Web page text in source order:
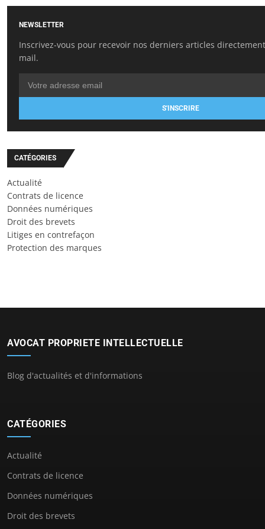
NEWSLETTER
Inscrivez-vous pour recevoir nos derniers articles
mail.
S'INSCRIRE
CATÉGORIES
Actualité
Contrats de licence
Données numériques
Droit des brevets
Litiges en contrefaçon
Protection des marques
AVOCAT PROPRIETE INTELLECTUELLE
Blog d'actualités et d'informations
CATÉGORIES
Actualité
Contrats de licence
Données numériques
Droit des brevets